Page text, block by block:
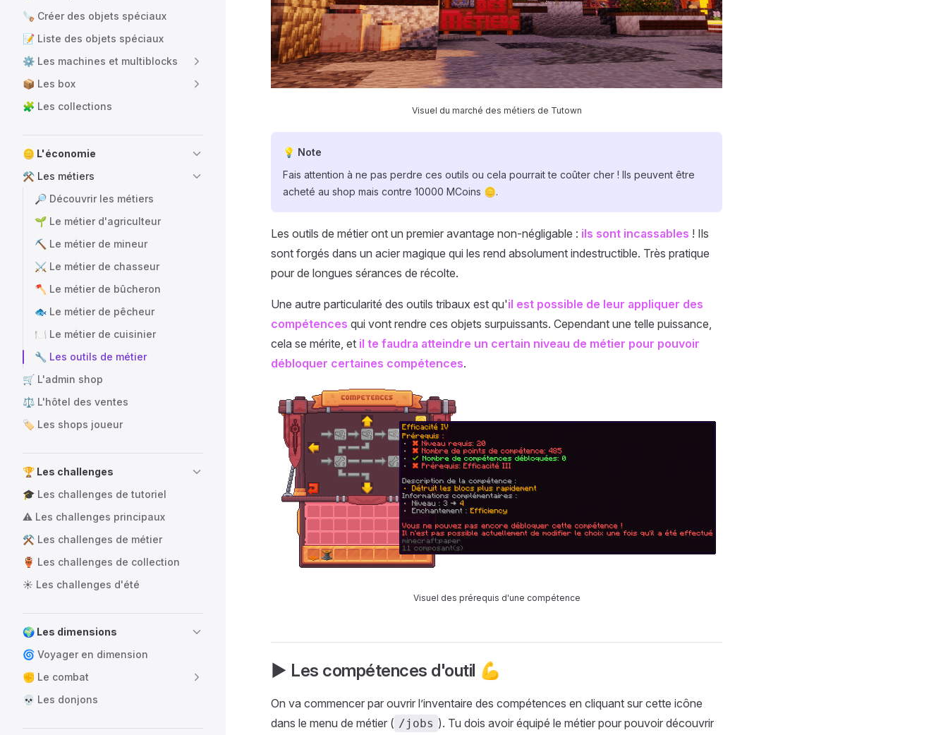
🪚 Créer des objets spéciaux
📝 Liste des objets spéciaux
⚙️ Les machines et multiblocks
📦 Les box
🧩 Les collections
🪙 L'économie
⚒️ Les métiers
🔎 Découvrir les métiers
🌱 Le métier d'agriculteur
⛏️ Le métier de mineur
⚔️ Le métier de chasseur
🪓 Le métier de bûcheron
🐟 Le métier de pêcheur
🍽️ Le métier de cuisinier
🔧 Les outils de métier
🛒 L'admin shop
⚖️ L'hôtel des ventes
🏷️ Les shops joueur
🏆 Les challenges
🎓 Les challenges de tutoriel
⚠️ Les challenges principaux
⚒️ Les challenges de métier
🏺 Les challenges de collection
☀️ Les challenges d'été
🌍 Les dimensions
🌀 Voyager en dimension
✊ Le combat
💀 Les donjons
Visuel du marché des métiers de Tutown
💡 Note
Fais attention à ne pas perdre ces outils ou cela pourrait te coûter cher ! Ils peuvent être
acheté au shop mais contre 10000 MCoins 🪙.
Les outils de métier ont un premier avantage non-négligable : ils sont incassables ! Ils
sont forgés dans un acier magique qui les rend absolument indestructible. Très pratique
pour de longues sérances de récolte.
Une autre particularité des outils tribaux est qu'il est possible de leur appliquer des
compétences qui vont rendre ces objets surpuissants. Cependant une telle puissance,
cela se mérite, et il te faudra atteindre un certain niveau de métier pour pouvoir
débloquer certaines compétences.
Visuel des prérequis d'une compétence
▶️ Les compétences d'outil 💪
On va commencer par ouvrir l’inventaire des compétences en cliquant sur cette icône
dans le menu de métier ( /jobs ). Tu dois avoir équipé le métier pour pouvoir découvrir